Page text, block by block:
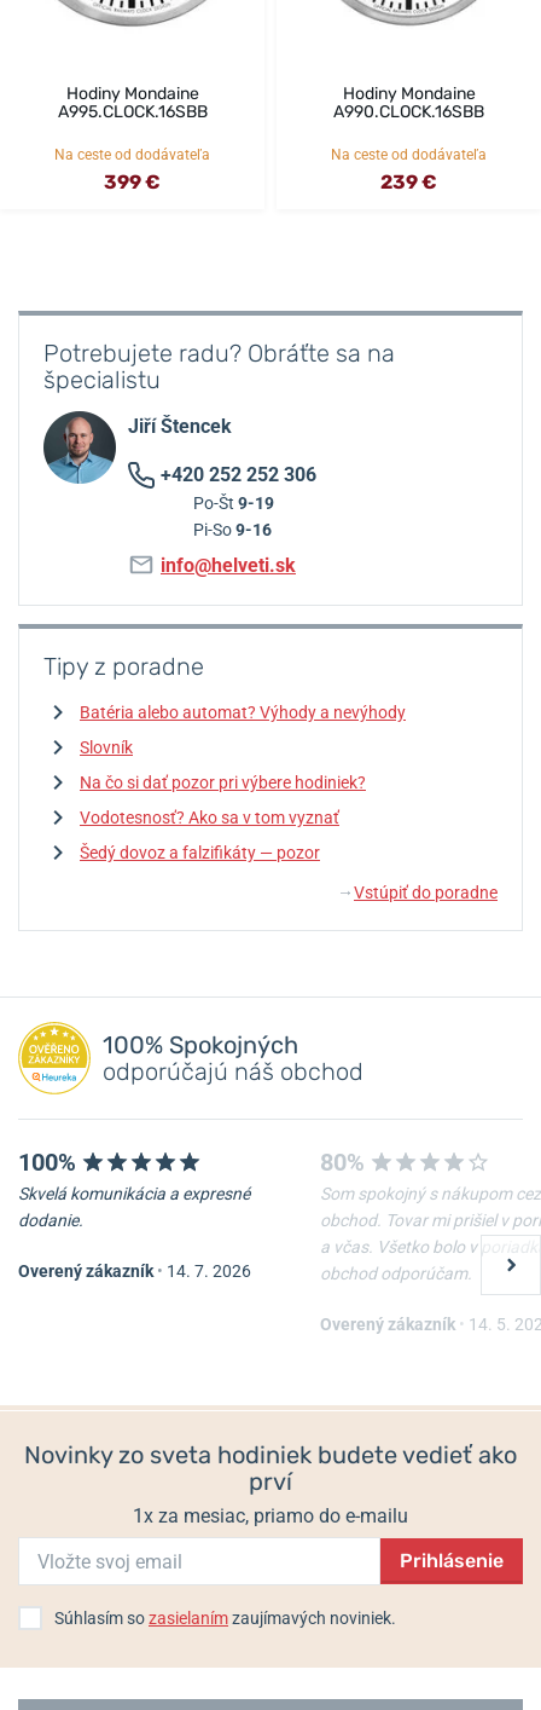
Hodiny Mondaine
A995.CLOCK.16SBB
Na ceste od dodávateľa
399 €
Hodiny Mondaine
A990.CLOCK.16SBB
Na ceste od dodávateľa
239 €
Potrebujete radu? Obráťte sa na
špecialistu
Jiří Štencek
+420 252 252 306
Po-Št 9-19
Pi-So9-16
info@helveti.sk
Tipy z poradne
Batéria alebo automat? Výhody a nevýhody
Slovník
Na čo si dať pozor pri výbere hodiniek?
Vodotesnosť? Ako sa v tom vyznať
Šedý dovoz a falzifikáty — pozor
↓ Vstúpiť do poradne
100% Spokojných
odporúčajú náš obchod
100%
Skvelá komunikácia a expresné
dodanie.
Overený zákazník • 14. 7. 2026
80%
Som spokojný s nákupom cez
obchod. Tovar mi prišiel v
a včas. Všetko bolo v
obchod odporúčam.
Overený zákazník • 14. 5.
Novinky zo sveta hodiniek budete vedieť ako
prví
1x za mesiac, priamo do e-mailu
Prihlásenie
Súhlasím sozasielanímzaujímavých noviniek.